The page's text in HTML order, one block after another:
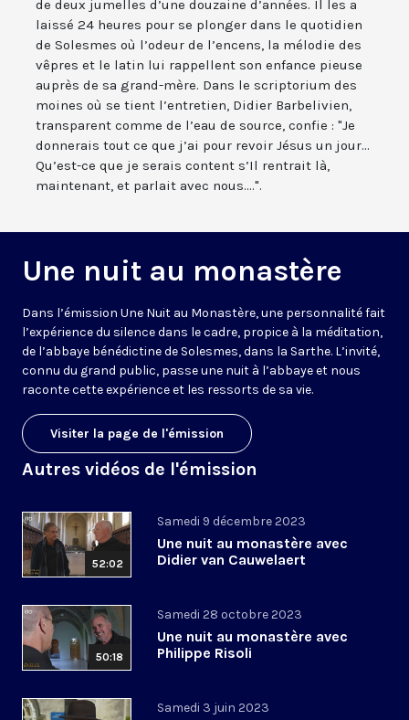
de deux jumelles d’une douzaine d’années. Il les a
laissé 24 heures pour se plonger dans le quotidien
de Solesmes où l’odeur de l’encens, la mélodie des
vêpres et le latin lui rappellent son enfance pieuse
auprès de sa grand-mère. Dans le scriptorium des
moines où se tient l’entretien, Didier Barbelivien,
transparent comme de l’eau de source, confie : "Je
donnerais tout ce que j’ai pour revoir Jésus un jour...
Qu’est-ce que je serais content s’Il rentrait là,
maintenant, et parlait avec nous....".
Une nuit au monastère
Dans l’émission Une Nuit au Monastère, une personnalité fait
l’expérience du silence dans le cadre, propice à la méditation,
de l’abbaye bénédictine de Solesmes, dans la Sarthe. L’invité,
connu du grand public, passe une nuit à l’abbaye et nous
raconte cette expérience et les ressorts de sa vie.
Visiter la page de l'émission
Autres vidéos de l'émission
52:02
Samedi 9 décembre 2023
Une nuit au monastère avec
Didier van Cauwelaert
50:18
Samedi 28 octobre 2023
Une nuit au monastère avec
Philippe Risoli
Samedi 3 juin 2023